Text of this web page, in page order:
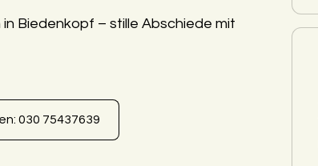
Biedenkopf – stille Abschiede mit
030 75437639